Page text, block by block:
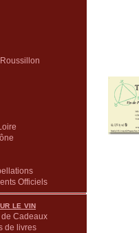
Officiels
le vin
de Cadeaux
de livres